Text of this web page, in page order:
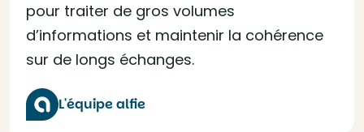
pour traiter de gros volumes
d’informations et maintenir la cohérence
sur de longs échanges.
L'équipe alfie